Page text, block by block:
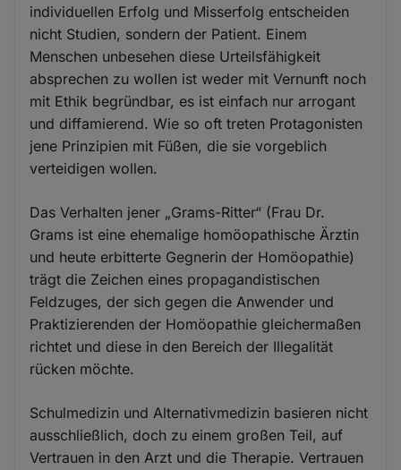
individuellen Erfolg und Misserfolg entscheiden
nicht Studien, sondern der Patient. Einem
Menschen unbesehen diese Urteilsfähigkeit
absprechen zu wollen ist weder mit Vernunft noch
mit Ethik begründbar, es ist einfach nur arrogant
und diffamierend. Wie so oft treten Protagonisten
jene Prinzipien mit Füßen, die sie vorgeblich
verteidigen wollen.
Das Verhalten jener „Grams-Ritter“ (Frau Dr.
Grams ist eine ehemalige homöopathische Ärztin
und heute erbitterte Gegnerin der Homöopathie)
trägt die Zeichen eines propagandistischen
Feldzuges, der sich gegen die Anwender und
Praktizierenden der Homöopathie gleichermaßen
richtet und diese in den Bereich der Illegalität
rücken möchte.
Schulmedizin und Alternativmedizin basieren nicht
ausschließlich, doch zu einem großen Teil, auf
Vertrauen in den Arzt und die Therapie. Vertrauen